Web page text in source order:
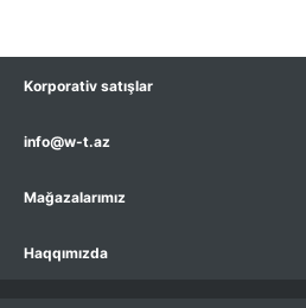
Korporativ satışlar
info@w-t.az
Mağazalarımız
Haqqımızda